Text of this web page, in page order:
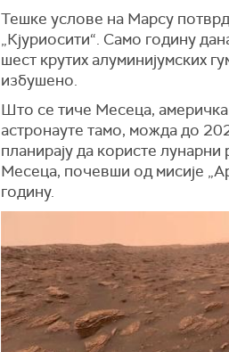
Тешке услове на Марсу
„Кјуриосити“. Само годину
шест крутих алуминијумских
избушено.
Што се тиче Месеца, америчка
астронауте тамо, можда до
планирају да користе
Месеца, почевши од мисије
годину.